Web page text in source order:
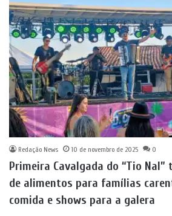
Redação News 10 de novembro de 2025 0
Primeira Cavalgada do “Tio Nal”
de alimentos para famílias
comida e shows para a galera